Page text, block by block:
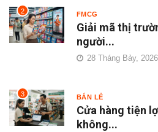
2 FMCG
Giải mã thị
người...
28 Tháng Bảy, 2026
3 BÁN LẺ
Cửa hàng tiện
không...